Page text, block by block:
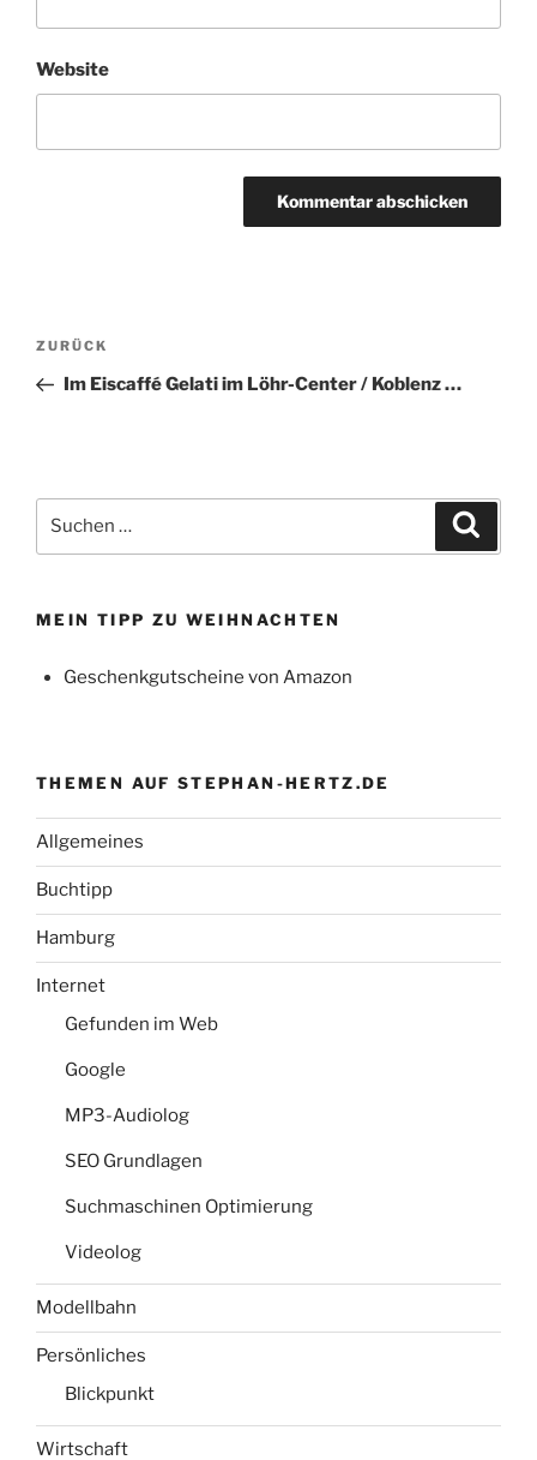
Website
Beitragsnavigation
Vorheriger
Beitrag
ZURÜCK
Im Eiscaffé Gelati im Löhr-Center / Koblenz …
nach:
MEIN TIPP ZU WEIHNACHTEN
Geschenkgutscheine von Amazon
THEMEN AUF STEPHAN-HERTZ.DE
Allgemeines
Buchtipp
Hamburg
Internet
Gefunden im Web
Google
MP3-Audiolog
SEO Grundlagen
Suchmaschinen Optimierung
Videolog
Modellbahn
Persönliches
Blickpunkt
Wirtschaft